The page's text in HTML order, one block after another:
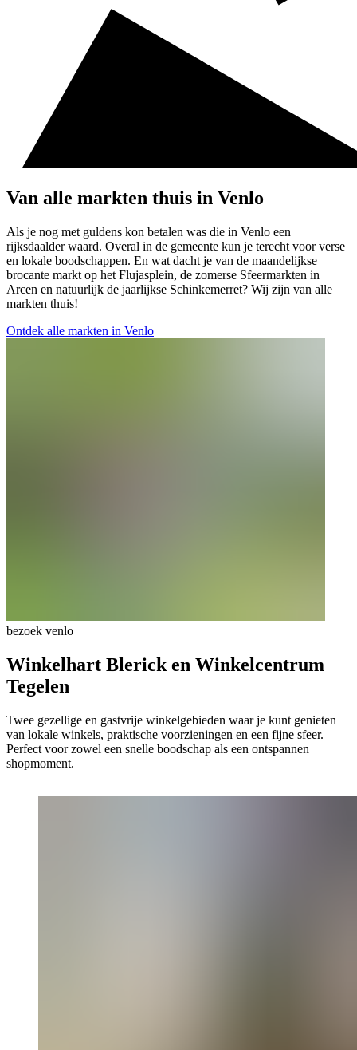
Van alle markten thuis in Venlo
Als je nog met guldens kon betalen was die in Venlo een
rijksdaalder waard. Overal in de gemeente kun je terecht voor verse
en lokale boodschappen. En wat dacht je van de maandelijkse
brocante markt op het Flujasplein, de zomerse Sfeermarkten in
Arcen en natuurlijk de jaarlijkse Schinkemerret? Wij zijn van alle
markten thuis!
Ontdek alle markten in Venlo
bezoek venlo
Winkelhart Blerick en Winkelcentrum
Tegelen
Twee gezellige en gastvrije winkelgebieden waar je kunt genieten
van lokale winkels, praktische voorzieningen en een fijne sfeer.
Perfect voor zowel een snelle boodschap als een ontspannen
shopmoment.